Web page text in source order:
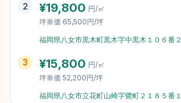
2 ¥19,800 円/㎡
坪単価 65,500円/坪
福岡県八女市黒木町黒木字中黒木１０６番２
3 ¥15,800 円/㎡
坪単価 52,200円/坪
福岡県八女市立花町山崎字鷺町２１８５番１